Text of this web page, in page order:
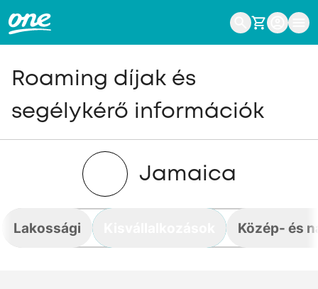
Roaming díjak és
segélykérő információk
Jamaica
Lakossági Közép- és